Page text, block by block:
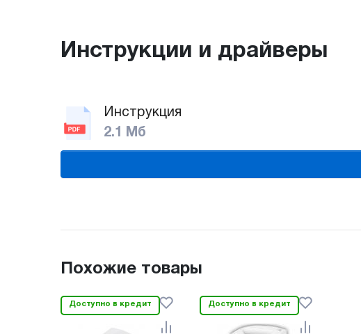
Инструкции и драйверы
Инструкция
2.1 Мб
Похожие товары
Доступно в кредит Доступно в кредит